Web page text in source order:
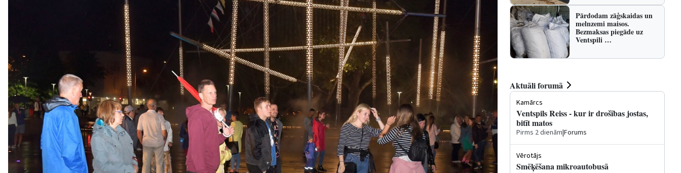
Pārdodam zāģskaidas un
melnzemi maisos.
Bezmaksas piegāde uz
Ventspili …
Aktuāli forumā
Kamārcs
Ventspils Reiss - kur ir drošības jostas,
bitīt matos
Pirms 2 dienām|Forums
Vērotājs
Smēķēšana mikroautobusā